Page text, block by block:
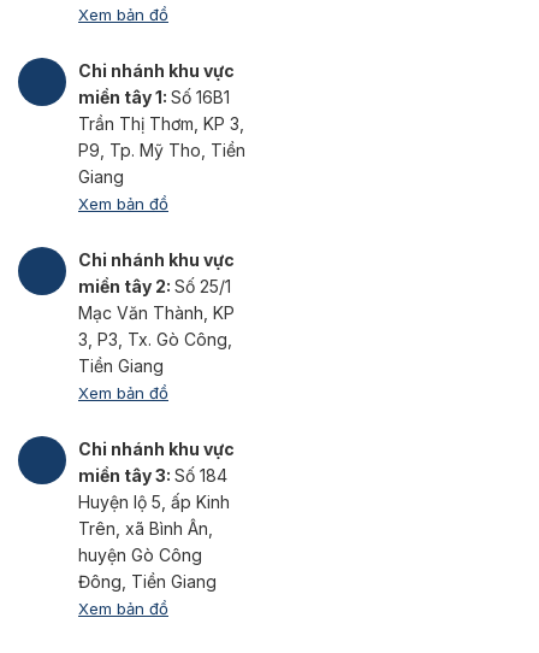
Xem bản đồ
Chi nhánh khu vực
miền tây 1: Số 16B1
Trần Thị Thơm, KP 3,
P9, Tp. Mỹ Tho, Tiền
Giang
Xem bản đồ
Chi nhánh khu vực
miền tây 2: Số 25/1
Mạc Văn Thành, KP
3, P3, Tx. Gò Công,
Tiền Giang
Xem bản đồ
Chi nhánh khu vực
miền tây 3: Số 184
Huyện lộ 5, ấp Kinh
Trên, xã Bình Ân,
huyện Gò Công
Đông, Tiền Giang
Xem bản đồ